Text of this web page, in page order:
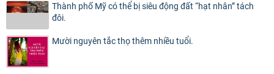
Thành phố Mỹ có thể bị siêu động đất “hạt nhân” tách
đôi.
Mười nguyên tắc thọ thêm nhiều tuổi.